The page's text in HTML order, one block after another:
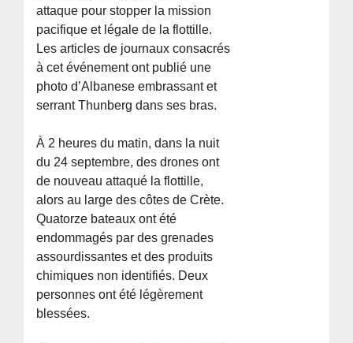
attaque pour stopper la mission
pacifique et légale de la flottille.
Les articles de journaux consacrés
à cet événement ont publié une
photo d’Albanese embrassant et
serrant Thunberg dans ses bras.
À 2 heures du matin, dans la nuit
du 24 septembre, des drones ont
de nouveau attaqué la flottille,
alors au large des côtes de Crète.
Quatorze bateaux ont été
endommagés par des grenades
assourdissantes et des produits
chimiques non identifiés. Deux
personnes ont été légèrement
blessées.